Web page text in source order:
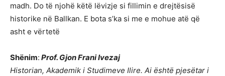
madh. Do të njohë këtë lëvizje si fillimin e drejtësisë
historike në Ballkan. E bota s’ka si me e mohue atë që
asht e vërtetë
Shënim: Prof. Gjon Frani Ivezaj
Historian, Akademik i Studimeve Ilire. Ai është pjesëtar i